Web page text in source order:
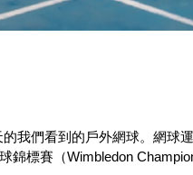
我們看到的戶外網球。網球
標賽（Wimbledon